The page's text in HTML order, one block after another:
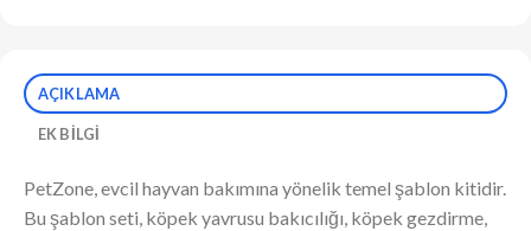
AÇIKLAMA
EK BILGI
PetZone, evcil hayvan bakımına yönelik temel şablon kitidir.
Bu şablon seti, köpek yavrusu bakıcılığı, köpek gezdirme,